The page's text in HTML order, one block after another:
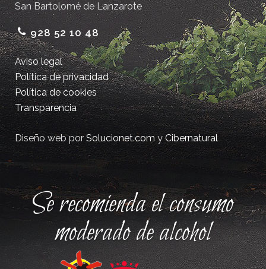
San Bartolomé de Lanzarote
928 52 10 48
Aviso legal
Política de privacidad
Política de cookies
Transparencia
Diseño web porSolucionet.comyCibernatural
Se recomienda el consumo
moderado de alcohol